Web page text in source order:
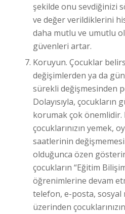
şekilde onu sevdiğinizi
ve değer verildiklerini
daha mutlu ve umutlu
güvenleri artar.
Koruyun. Çocuklar
değişimlerden ya da
sürekli değişmesinden
Dolayısıyla,
korumak çok önemlidir.
çocuklarınızın yemek,
saatlerinin
olduğunca özen
çocukların “Eğitim
öğrenimlerine devam
telefon, e-posta, sosyal
üzerinden